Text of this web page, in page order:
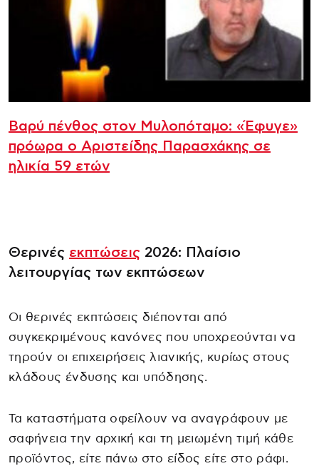
Βαρύ πένθος στον Μυλοπόταμο: «Έφυγε»
πρόωρα ο Αριστείδης Παρασχάκης σε
ηλικία 59 ετών
Θερινές εκπτώσεις 2026: Πλαίσιο
λειτουργίας των εκπτώσεων
Οι θερινές εκπτώσεις διέπονται από
συγκεκριμένους κανόνες που υποχρεούνται να
τηρούν οι επιχειρήσεις λιανικής, κυρίως στους
κλάδους ένδυσης και υπόδησης.
Τα καταστήματα οφείλουν να αναγράφουν με
σαφήνεια την αρχική και τη μειωμένη τιμή κάθε
προϊόντος, είτε πάνω στο είδος είτε στο ράφι.